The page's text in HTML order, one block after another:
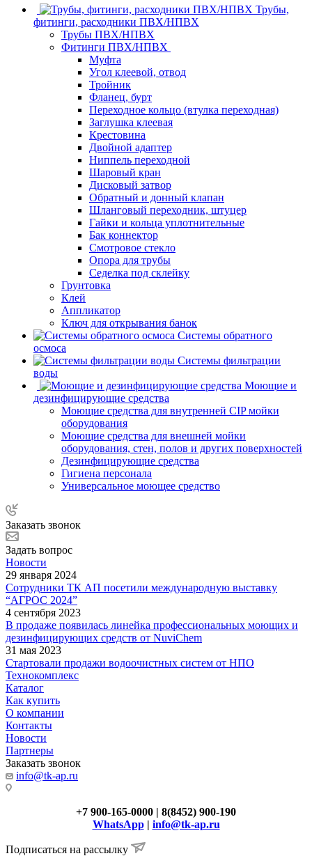
Трубы,
фитинги, расходники ПВХ/НПВХ
Трубы ПВХ/НПВХ
Фитинги ПВХ/НПВХ
Муфта
Угол клеевой, отвод
Тройник
Фланец, бурт
Переходное кольцо (втулка переходная)
Заглушка клеевая
Крестовина
Двойной адаптер
Ниппель переходной
Шаровый кран
Дисковый затвор
Обратный и донный клапан
Шланговый переходник, штуцер
Гайки и кольца уплотнительные
Бак коннектор
Смотровое стекло
Опора для трубы
Седелка под склейку
Грунтовка
Клей
Аппликатор
Ключ для открывания банок
Системы обратного
осмоса
Системы фильтрации
воды
Моющие и
дезинфицирующие средства
Моющие средства для внутренней CIP мойки
оборудования
Моющие средства для внешней мойки
оборудования, стен, полов и других поверхностей
Дезинфицирующие средства
Гигиена персонала
Универсальное моющее средство
Заказать звонок
Задать вопрос
Новости
29 января 2024
Сотрудники ТК АП посетили международную выставку
“АГРОС 2024”
4 сентября 2023
В продаже появилась линейка профессиональных моющих и
дезинфицирующих средств от NuviChem
31 мая 2023
Стартовали продажи водоочистных систем от НПО
Технокомплекс
Каталог
Как купить
О компании
Контакты
Новости
Партнеры
Заказать звонок
info@tk-ap.ru
+7 900-165-0000 | 8(8452) 900-190
WhatsApp| info@tk-ap.ru
Подписаться на рассылку